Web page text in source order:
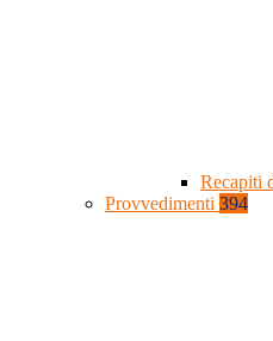
Recapiti
Provvedimenti 394